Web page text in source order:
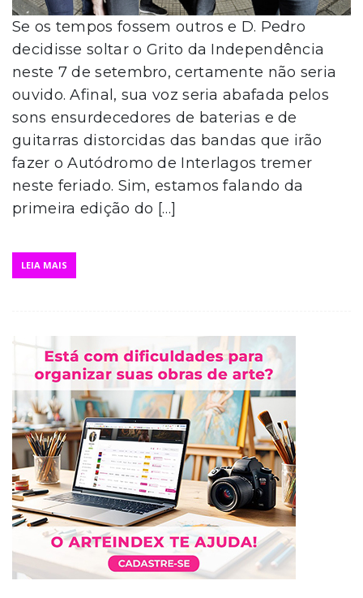
Se os tempos fossem outros e D. Pedro
decidisse soltar o Grito da Independência
neste 7 de setembro, certamente não seria
ouvido. Afinal, sua voz seria abafada pelos
sons ensurdecedores de baterias e de
guitarras distorcidas das bandas que irão
fazer o Autódromo de Interlagos tremer
neste feriado. Sim, estamos falando da
primeira edição do […]
LEIA MAIS